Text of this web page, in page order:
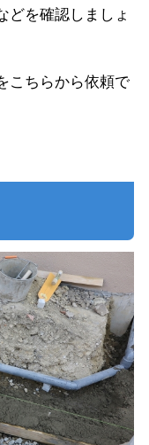
どを確認しましょ
こちらから依頼で